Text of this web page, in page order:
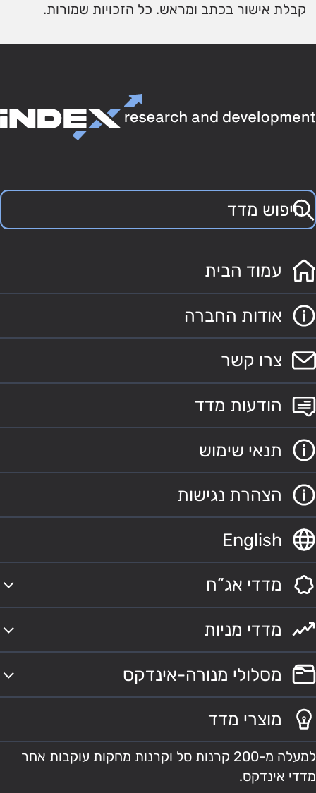
קבלת אישור בכתב ומראש. כל הזכויות שמורות.
עמוד הבית
אודות החברה
צרו קשר
הודעות מדד
תנאי שימוש
הצהרת נגישות
English
מדדי אג”ח
מדדי מניות
מסלולי מנורה-אינדקס
מוצרי מדד
למעלה מ-200 קרנות סל וקרנות מחקות עוקבות אחר
מדדי אינדקס.